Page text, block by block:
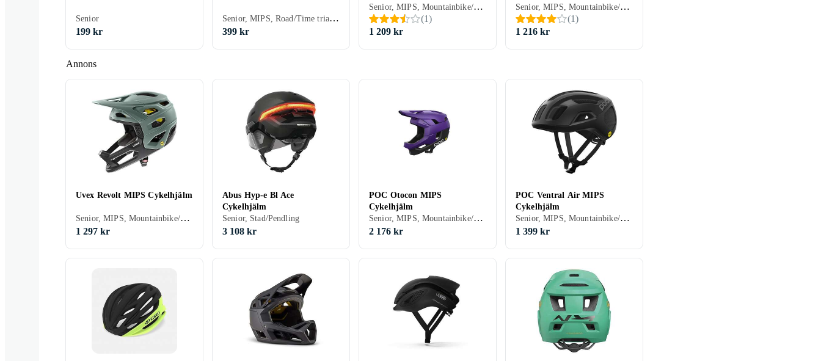
Annons
Senior
199 kr
Senior, MIPS, Road/Time trial, Stad/Pendling
399 kr
Senior, MIPS, Mountainbike/Downhill/Trail, Road/Time trial, Stad/Pendling
(1)
1 209 kr
Senior, MIPS, Mountainbike/Downhill/Trail, BMX/Dirt, Öppen
(1)
1 216 kr
Uvex Revolt MIPS Cykelhjälm
Senior, MIPS, Mountainbike/Downhill/Trail, Road/Time trial, Heltäckande
1 297 kr
Abus Hyp-e Bl Ace
Cykelhjälm
Senior, Stad/Pendling
3 108 kr
POC Otocon MIPS
Cykelhjälm
Senior, MIPS, Mountainbike/Downhill/Trail, Road/Time trial, BMX/Dirt, Heltäckande
2 176 kr
POC Ventral Air MIPS
Cykelhjälm
Senior, MIPS, Mountainbike/Downhill/Trail, Road/Time trial, Öppen
1 399 kr